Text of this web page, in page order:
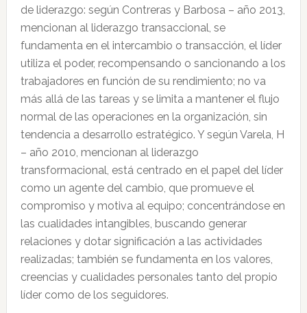
de liderazgo: según Contreras y Barbosa – año 2013,
mencionan al liderazgo transaccional, se
fundamenta en el intercambio o transacción, el líder
utiliza el poder, recompensando o sancionando a los
trabajadores en función de su rendimiento; no va
más allá de las tareas y se limita a mantener el flujo
normal de las operaciones en la organización, sin
tendencia a desarrollo estratégico. Y según Varela, H
– año 2010, mencionan al liderazgo
transformacional, está centrado en el papel del líder
como un agente del cambio, que promueve el
compromiso y motiva al equipo; concentrándose en
las cualidades intangibles, buscando generar
relaciones y dotar significación a las actividades
realizadas; también se fundamenta en los valores,
creencias y cualidades personales tanto del propio
líder como de los seguidores.